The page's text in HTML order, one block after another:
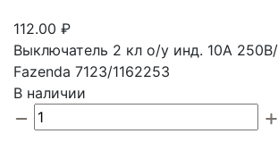
112.00 ₽
Выключатель 2 кл о/у инд. 10А 250В/
Fazenda 7123/1162253
В наличии